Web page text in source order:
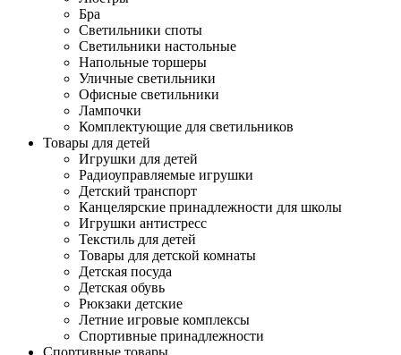
Бра
Светильники споты
Светильники настольные
Напольные торшеры
Уличные светильники
Офисные светильники
Лампочки
Комплектующие для светильников
Товары для детей
Игрушки для детей
Радиоуправляемые игрушки
Детский транспорт
Канцелярские принадлежности для школы
Игрушки антистресс
Текстиль для детей
Товары для детской комнаты
Детская посуда
Детская обувь
Рюкзаки детские
Летние игровые комплексы
Спортивные принадлежности
Спортивные товары